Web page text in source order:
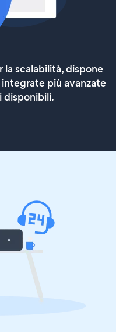
scalabilità, dispone
più avanzate
disponibili.